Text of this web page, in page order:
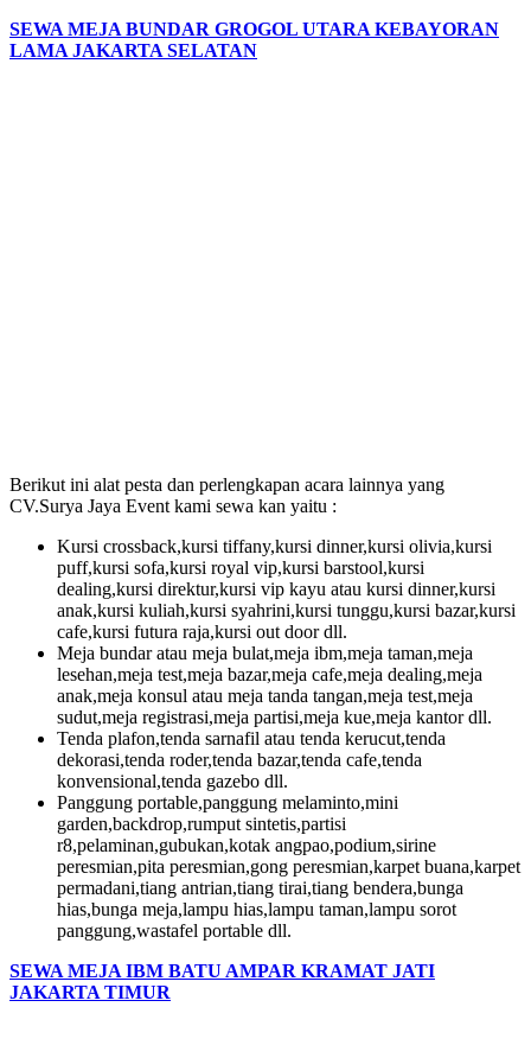
SEWA MEJA BUNDAR GROGOL UTARA KEBAYORAN
LAMA JAKARTA SELATAN
Berikut ini alat pesta dan perlengkapan acara lainnya yang
CV.Surya Jaya Event kami sewa kan yaitu :
Kursi crossback,kursi tiffany,kursi dinner,kursi olivia,kursi
puff,kursi sofa,kursi royal vip,kursi barstool,kursi
dealing,kursi direktur,kursi vip kayu atau kursi dinner,kursi
anak,kursi kuliah,kursi syahrini,kursi tunggu,kursi bazar,kursi
cafe,kursi futura raja,kursi out door dll.
Meja bundar atau meja bulat,meja ibm,meja taman,meja
lesehan,meja test,meja bazar,meja cafe,meja dealing,meja
anak,meja konsul atau meja tanda tangan,meja test,meja
sudut,meja registrasi,meja partisi,meja kue,meja kantor dll.
Tenda plafon,tenda sarnafil atau tenda kerucut,tenda
dekorasi,tenda roder,tenda bazar,tenda cafe,tenda
konvensional,tenda gazebo dll.
Panggung portable,panggung melaminto,mini
garden,backdrop,rumput sintetis,partisi
r8,pelaminan,gubukan,kotak angpao,podium,sirine
peresmian,pita peresmian,gong peresmian,karpet buana,karpet
permadani,tiang antrian,tiang tirai,tiang bendera,bunga
hias,bunga meja,lampu hias,lampu taman,lampu sorot
panggung,wastafel portable dll.
SEWA MEJA IBM BATU AMPAR KRAMAT JATI
JAKARTA TIMUR